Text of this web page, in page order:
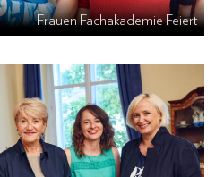
Frauen Fachakademie Feiert